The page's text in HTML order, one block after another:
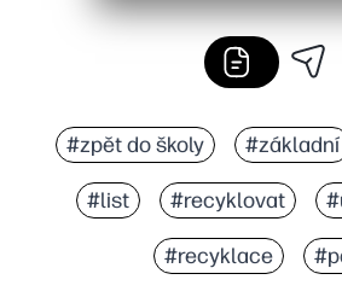
#zpět do školy #základní
#list #recyklovat
#recyklace